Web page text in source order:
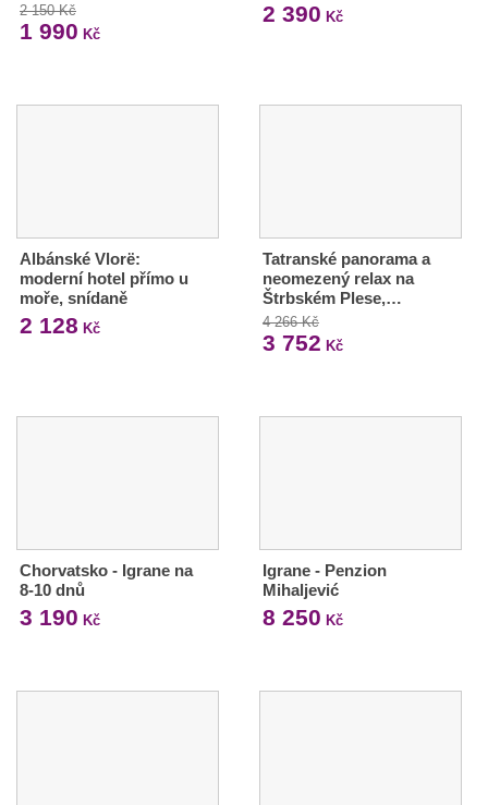
2 150 Kč
1 990 Kč
2 390 Kč
Albánské Vlorë:
moderní hotel přímo u
moře, snídaně
2 128 Kč
Tatranské panorama a
neomezený relax na
Štrbském Plese,…
4 266 Kč
3 752 Kč
Chorvatsko - Igrane na
8-10 dnů
3 190 Kč
Igrane - Penzion
Mihaljević
8 250 Kč